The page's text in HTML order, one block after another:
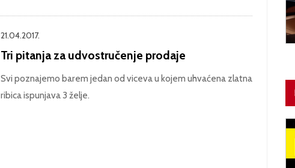
21.04.2017.
Tri pitanja za udvostručenje prodaje
Svi poznajemo barem jedan od viceva u kojem uhvaćena zlatna
ribica ispunjava 3 želje.